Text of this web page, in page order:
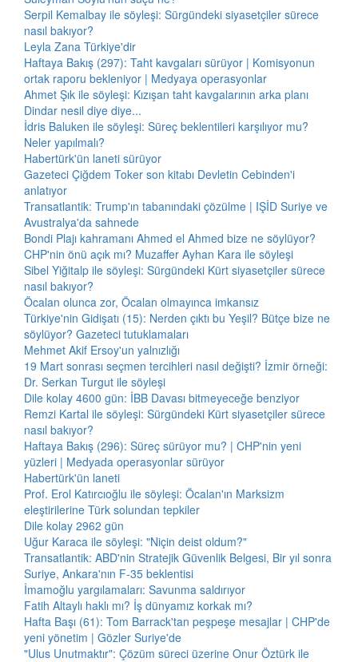
Serpil Kemalbay ile söyleşi: Sürgündeki siyasetçiler sürece
nasıl bakıyor?
Leyla Zana Türkiye'dir
Haftaya Bakış (297): Taht kavgaları sürüyor | Komisyonun
ortak raporu bekleniyor | Medyaya operasyonlar
Ahmet Şık ile söyleşi: Kızışan taht kavgalarının arka planı
Dindar nesil diye diye...
İdris Baluken ile söyleşi: Süreç beklentileri karşılıyor mu?
Neler yapılmalı?
Habertürk'ün laneti sürüyor
Gazeteci Çiğdem Toker son kitabı Devletin Cebinden'i
anlatıyor
Transatlantik: Trump'ın tabanındaki çözülme | IŞİD Suriye ve
Avustralya'da sahnede
Bondi Plajı kahramanı Ahmed el Ahmed bize ne söylüyor?
CHP'nin önü açık mı? Muzaffer Ayhan Kara ile söyleşi
Sibel Yiğitalp ile söyleşi: Sürgündeki Kürt siyasetçiler sürece
nasıl bakıyor?
Öcalan olunca zor, Öcalan olmayınca imkansız
Türkiye'nin Gidişatı (15): Nerden çıktı bu Yeşil? Bütçe bize ne
söylüyor? Gazeteci tutuklamaları
Mehmet Akif Ersoy'un yalnızlığı
19 Mart sonrası seçmen tercihleri nasıl değişti? İzmir örneği:
Dr. Serkan Turgut ile söyleşi
Dile kolay 4600 gün: İBB Davası bitmeyeceğe benziyor
Remzi Kartal ile söyleşi: Sürgündeki Kürt siyasetçiler sürece
nasıl bakıyor?
Haftaya Bakış (296): Süreç sürüyor mu? | CHP'nin yeni
yüzleri | Medyada operasyonlar sürüyor
Habertürk'ün laneti
Prof. Erol Katırcıoğlu ile söyleşi: Öcalan'ın Marksizm
eleştirilerine Türk solundan tepkiler
Dile kolay 2962 gün
Uğur Karaca ile söyleşi: "Niçin deist oldum?"
Transatlantik: ABD'nin Stratejik Güvenlik Belgesi, Bir yıl sonra
Suriye, Ankara'nın F-35 beklentisi
İmamoğlu yargılamaları: Savunma saldırıyor
Fatih Altaylı haklı mı? İş dünyamız korkak mı?
Hafta Başı (61): Tom Barrack'tan peşpeşe mesajlar | CHP'de
yeni yönetim | Gözler Suriye'de
"Ulus Unutmaktır": Çözüm süreci üzerine Onur Öztürk ile